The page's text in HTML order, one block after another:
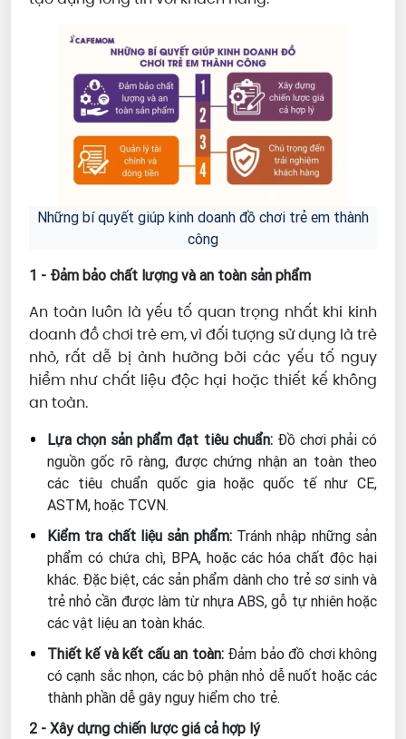
Những bí quyết giúp kinh doanh đồ chơi trẻ em thành
công
1 - Đảm bảo chất lượng và an toàn sản phẩm
An toàn luôn là yếu tố quan trọng nhất khi kinh
doanh đồ chơi trẻ em, vì đối tượng sử dụng là trẻ
nhỏ, rất dễ bị ảnh hưởng bởi các yếu tố nguy
hiểm như chất liệu độc hại hoặc thiết kế không
an toàn.
Lựa chọn sản phẩm đạt tiêu chuẩn:Đồ chơi phải có
nguồn gốc rõ ràng, được chứng nhận an toàn theo
các tiêu chuẩn quốc gia hoặc quốc tế như CE,
ASTM, hoặc TCVN.
Kiểm tra chất liệu sản phẩm:Tránh nhập những sản
phẩm có chứa chì, BPA, hoặc các hóa chất độc hại
khác. Đặc biệt, các sản phẩm dành cho trẻ sơ sinh và
trẻ nhỏ cần được làm từ nhựa ABS, gỗ tự nhiên hoặc
các vật liệu an toàn khác.
Thiết kế và kết cấu an toàn:Đảm bảo đồ chơi không
có cạnh sắc nhọn, các bộ phận nhỏ dễ nuốt hoặc các
thành phần dễ gây nguy hiểm cho trẻ.
2 - Xây dựng chiến lược giá cả hợp lý